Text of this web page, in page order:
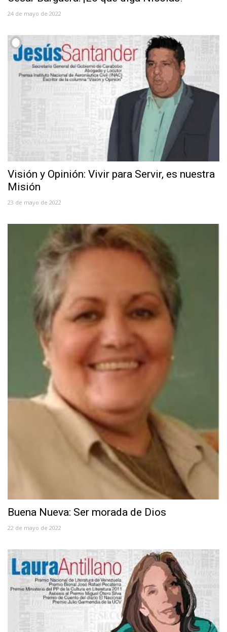
24 de mayo de 2022
Visión y Opinión: Vivir para Servir, es nuestra
Misión
23 de mayo de 2022
Buena Nueva: Ser morada de Dios
22 de mayo de 2022